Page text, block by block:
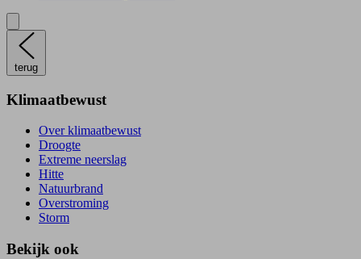
terug
Klimaatbewust
Over klimaatbewust
Droogte
Extreme neerslag
Hitte
Natuurbrand
Overstroming
Storm
Bekijk ook